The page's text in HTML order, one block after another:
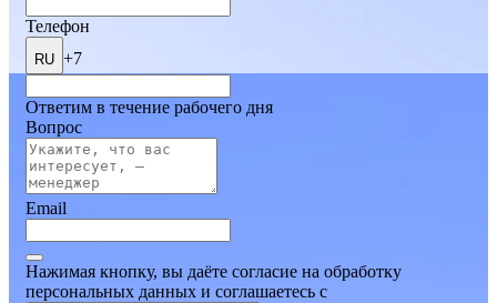
Телефон
RU +7
Ответим в течение рабочего дня
Вопрос
Email
Нажимая кнопку, вы даёте согласие на обработку
персональных данных и соглашаетесь c